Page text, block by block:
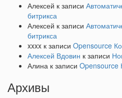
Алексей к записи
битрикса
Алексей к записи
битрикса
xxxx к записи Opensource
Алексей Вдовин к записи
Алина к записи Opensource
Архивы